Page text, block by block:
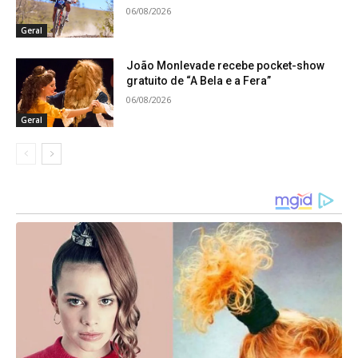
renúncias e, acima de tudo, muita paixão pelo que
faz”, afirmou. Ela também ressaltou que o evento
já se tornou um marco para o município. “O
Destaque Esportivo Monlevadense já se tornou
um momento especial para a nossa cidade. Um
treinadores, equipes e apoiadores e dizemos, com
Monlevade,”completou, parabenizando o Conselho
Municipal de Esportes e a Secretaria de Esporte e
Lazer pela realização do evento.
Representando o prefeito Laércio Ribeiro (PT), o
chefe de gabinete Gentil Bicalho também
destacou a importância da iniciativa. “É muito
Geral
06/08/2026
Geral
João Monlevade recebe pocket-show
gratuito de “A Bela e a Fera”
06/08/2026